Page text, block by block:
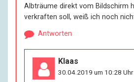
Albträume direkt vom Bildschirm
verkraften soll, weiß ich noch
Antworten
Klaas
30.04.2019 um 10:28 Uhr